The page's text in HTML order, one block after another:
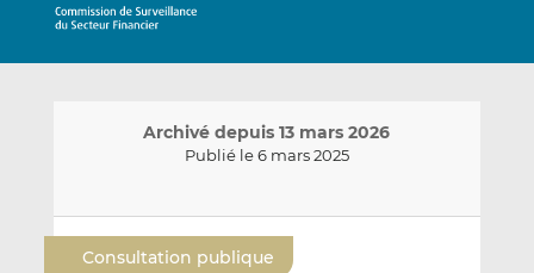
Archivé depuis 13 mars 2026
Publié le 6 mars 2025
n
v
a
r
a
r
Consultation publique